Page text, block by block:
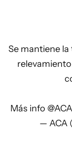
Se mantiene la
Más info
— ACA